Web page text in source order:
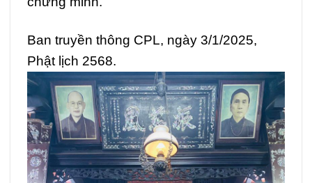
Ban truyền thông CPL, ngày 3/1/2025,
Phật lịch 2568.